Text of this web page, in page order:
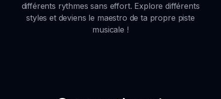
différents rythmes sans effort. Explore différents
styles et deviens le maestro de ta propre piste
musicale !